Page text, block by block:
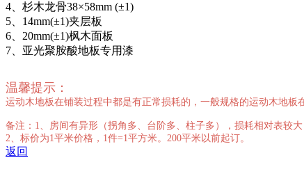
4、杉木龙骨38×58mm (±1)
5、14mm(±1)夹层板
6、20mm(±1)枫木面板
7、亚光聚胺酸地板专用漆
温馨提示：
运动木地板在铺装过程中都是有正常损耗的，一般规格的运动木地板
备注：1、房间有异形（拐角多、台阶多、柱子多），损耗相对表较大
2、标价为1平米价格，1件=1平方米。200平米以前起订。
返回